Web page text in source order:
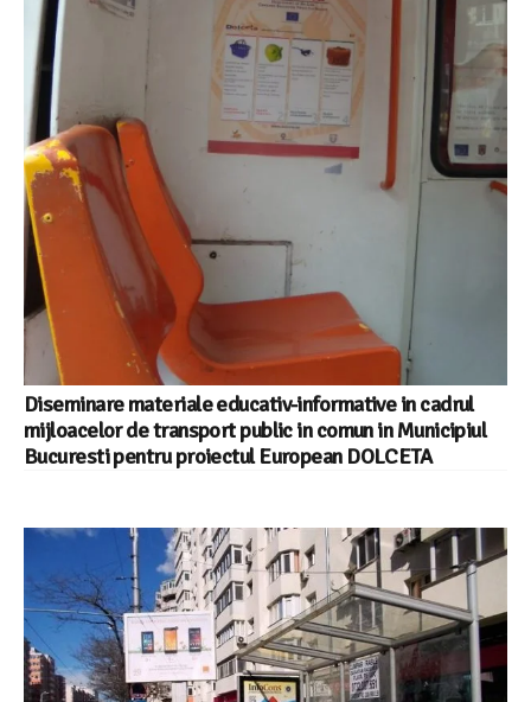
Diseminare materiale educativ-informative in cadrul
mijloacelor de transport public in comun in Municipiul
Bucuresti pentru proiectul European DOLCETA